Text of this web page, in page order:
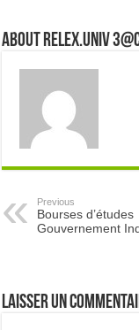
About Relex.Univ
Previous
Bourses d’études
Gouvernement
Laisser un